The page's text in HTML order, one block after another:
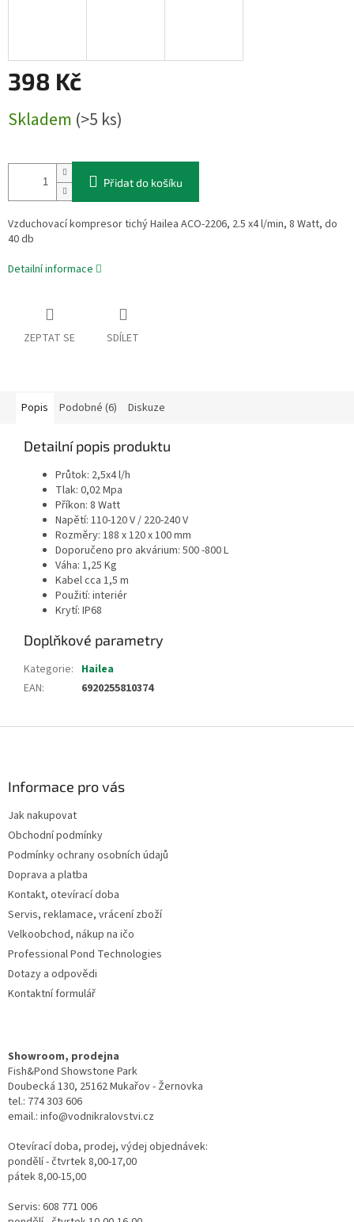
398 Kč
cena:
Skladem (>5 ks)
Přidat do košíku
Vzduchovací kompresor tichý Hailea ACO-2206, 2.5 x4 l/min, 8 Watt, do
40 db
Detailní informace
ZEPTAT SE SDÍLET
Popis Podobné (6) Diskuze
Detailní popis produktu
Průtok: 2,5x4 l/h
Tlak: 0,02 Mpa
Příkon: 8 Watt
Napětí: 110-120 V / 220-240 V
Rozměry: 188 x 120 x 100 mm
Doporučeno pro akvárium: 500 -800 L
Váha: 1,25 Kg
Kabel cca 1,5 m
Použití: interiér
Krytí: IP68
Doplňkové parametry
Kategorie: Hailea
EAN: 6920255810374
Informace pro vás
Jak nakupovat
Obchodní podmínky
Podmínky ochrany osobních údajů
Doprava a platba
Kontakt, otevírací doba
Servis, reklamace, vrácení zboží
Velkoobchod, nákup na ičo
Professional Pond Technologies
Dotazy a odpovědi
Kontaktní formulář
Showroom, prodejna
Fish&Pond Showstone Park
Doubecká 130, 25162 Mukařov - Žernovka
tel.: 774 303 606
email.: info@vodnikralovstvi.cz
Otevírací doba, prodej, výdej objednávek:
pondělí - čtvrtek 8,00-17,00
pátek 8,00-15,00
Servis: 608 771 006